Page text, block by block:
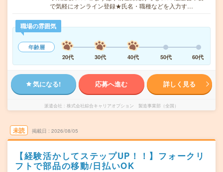
で気軽にオンライン登録★氏名・職種などを入力す…
職場の雰囲気
年齢層
20代
30代 40代 50代 60代
気になる! 応募へ進む 詳しく見る
派遣会社 株式会社綜合キャリアオプション 製造事業部（全国）
未読 掲載日 2026/08/05
【経験活かしてステップUP！！】フォークリ
フトで部品の移動/日払いOK